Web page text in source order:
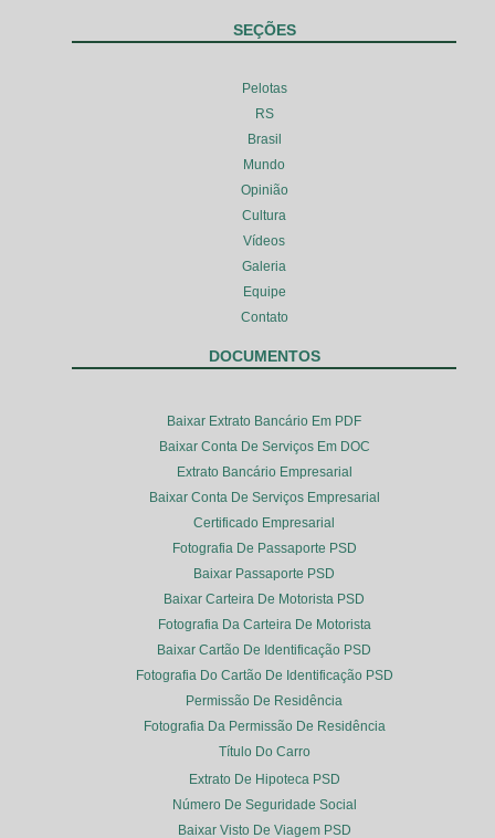
SEÇÕES
Pelotas
RS
Brasil
Mundo
Opinião
Cultura
Vídeos
Galeria
Equipe
Contato
DOCUMENTOS
Baixar Extrato Bancário Em PDF
Baixar Conta De Serviços Em DOC
Extrato Bancário Empresarial
Baixar Conta De Serviços Empresarial
Certificado Empresarial
Fotografia De Passaporte PSD
Baixar Passaporte PSD
Baixar Carteira De Motorista PSD
Fotografia Da Carteira De Motorista
Baixar Cartão De Identificação PSD
Fotografia Do Cartão De Identificação PSD
Permissão De Residência
Fotografia Da Permissão De Residência
Título Do Carro
Extrato De Hipoteca PSD
Número De Seguridade Social
Baixar Visto De Viagem PSD